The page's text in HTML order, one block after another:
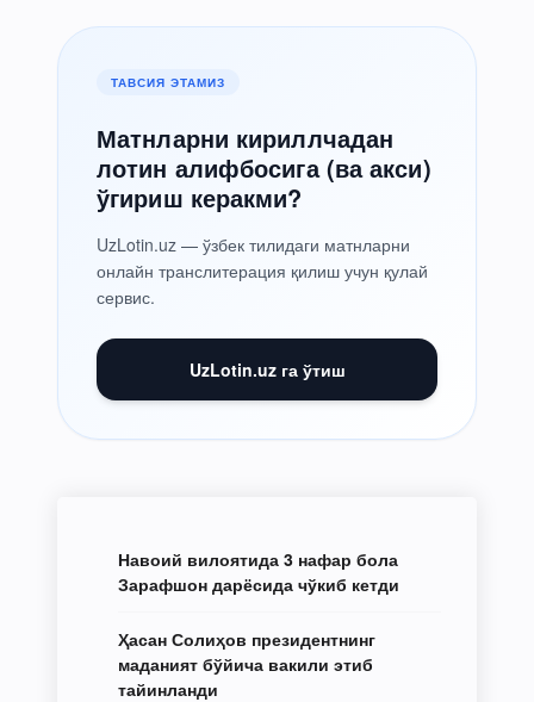
ТАВСИЯ ЭТАМИЗ
Матнларни кириллчадан
лотин алифбосига (ва акси)
ўгириш керакми?
UzLotin.uz — ўзбек тилидаги матнларни
онлайн транслитерация қилиш учун қулай
сервис.
UzLotin.uz га ўтиш
Навоий вилоятида 3 нафар бола
Зарафшон дарёсида чўкиб кетди
Ҳасан Солиҳов президентнинг
маданият бўйича вакили этиб
тайинланди